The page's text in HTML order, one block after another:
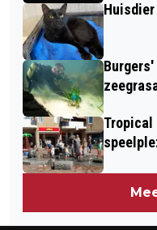
Huisdier
Tropical